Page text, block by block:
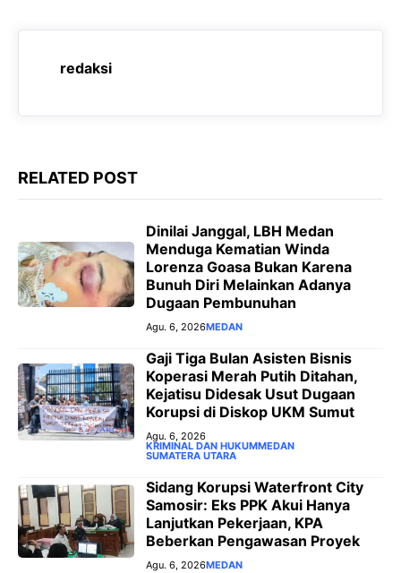
c
o
k
a
A
p
l
e
r
m
s
n
e
r
redaksi
RELATED POST
Dinilai Janggal, LBH Medan
Menduga Kematian Winda
Lorenza Goasa Bukan Karena
Bunuh Diri Melainkan Adanya
Dugaan Pembunuhan
Agu. 6, 2026MEDAN
‎Gaji Tiga Bulan Asisten Bisnis
Koperasi Merah Putih Ditahan,
Kejatisu Didesak Usut Dugaan
Korupsi di Diskop UKM Sumut
Agu. 6, 2026
KRIMINAL DAN HUKUMMEDAN
SUMATERA UTARA
Sidang Korupsi Waterfront City
Samosir: Eks PPK Akui Hanya
Lanjutkan Pekerjaan, KPA
Beberkan Pengawasan Proyek
Agu. 6, 2026MEDAN